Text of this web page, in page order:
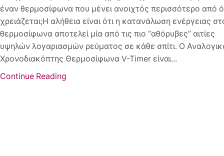
έναν θερμοσίφωνα που μένει ανοιχτός περισσότερο από
χρειάζεται;Η αλήθεια είναι ότι η κατανάλωση ενέργειας
θερμοσίφωνα αποτελεί μία από τις πιο “αθόρυβες” αιτίες
υψηλών λογαριασμών ρεύματος σε κάθε σπίτι. Ο
Χρονοδιακόπτης Θερμοσίφωνα V-Timer είναι...
Continue Reading